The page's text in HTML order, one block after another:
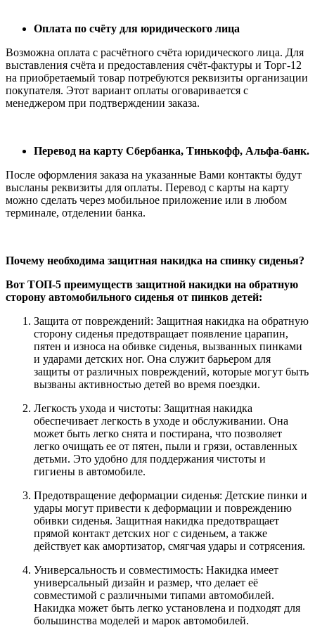
Оплата по счёту для юридического лица
Возможна оплата с расчётного счёта юридического лица. Для
выставления счёта и предоставления счёт-фактуры и Торг-12
на приобретаемый товар потребуются реквизиты организации
покупателя. Этот вариант оплаты оговаривается с
менеджером при подтверждении заказа.
Перевод на карту Сбербанка, Тинькофф, Альфа-банк.
После оформления заказа на указанные Вами контакты будут
высланы реквизиты для оплаты. Перевод с карты на карту
можно сделать через мобильное приложение или в любом
терминале, отделении банка.
Почему необходима защитная накидка на спинку сиденья?
Вот ТОП-5 преимуществ защитной накидки на обратную
сторону автомобильного сиденья от пинков детей:
Защита от повреждений: Защитная накидка на обратную
сторону сиденья предотвращает появление царапин,
пятен и износа на обивке сиденья, вызванных пинками
и ударами детских ног. Она служит барьером для
защиты от различных повреждений, которые могут быть
вызваны активностью детей во время поездки.
Легкость ухода и чистоты: Защитная накидка
обеспечивает легкость в уходе и обслуживании. Она
может быть легко снята и постирана, что позволяет
легко очищать ее от пятен, пыли и грязи, оставленных
детьми. Это удобно для поддержания чистоты и
гигиены в автомобиле.
Предотвращение деформации сиденья: Детские пинки и
удары могут привести к деформации и повреждению
обивки сиденья. Защитная накидка предотвращает
прямой контакт детских ног с сиденьем, а также
действует как амортизатор, смягчая удары и сотрясения.
Универсальность и совместимость: Накидка имеет
универсальный дизайн и размер, что делает её
совместимой с различными типами автомобилей.
Накидка может быть легко установлена и подходят для
большинства моделей и марок автомобилей.